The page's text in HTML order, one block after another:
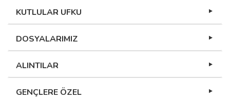
KUTLULAR UFKU
DOSYALARIMIZ
ALINTILAR
GENÇLERE ÖZEL